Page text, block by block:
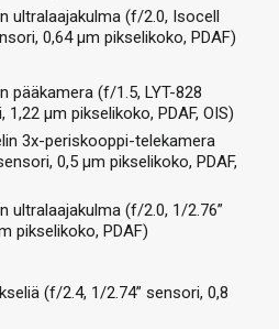
ultralaajakulma (f/2.0, Isocell
0,64 µm pikselikoko, PDAF)
pääkamera (f/1.5, LYT-828
1,22 µm pikselikoko, PDAF, OIS)
3x-periskooppi-telekamera
0,5 µm pikselikoko, PDAF,
ultralaajakulma (f/2.0, 1/2.76”
pikselikoko, PDAF)
(f/2.4, 1/2.74” sensori, 0,8